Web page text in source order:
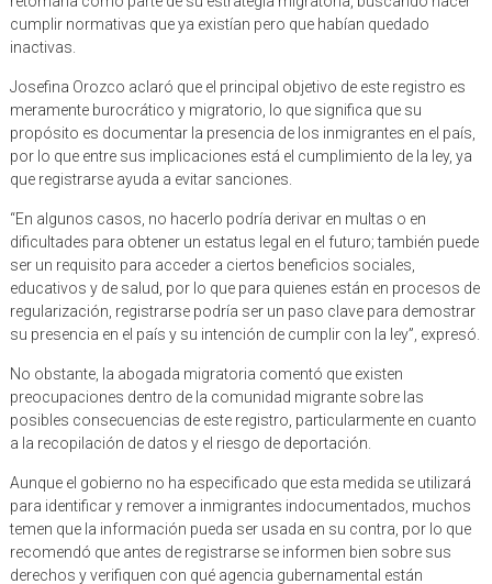
cumplir normativas que ya existían pero que habían quedado
inactivas.
Josefina Orozco aclaró que el principal objetivo de este registro es
meramente burocrático y migratorio, lo que significa que su
propósito es documentar la presencia de los inmigrantes en el país,
por lo que entre sus implicaciones está el cumplimiento de la ley, ya
que registrarse ayuda a evitar sanciones.
“En algunos casos, no hacerlo podría derivar en multas o en
dificultades para obtener un estatus legal en el futuro; también puede
ser un requisito para acceder a ciertos beneficios sociales,
educativos y de salud, por lo que para quienes están en procesos de
regularización, registrarse podría ser un paso clave para demostrar
su presencia en el país y su intención de cumplir con la ley”, expresó.
No obstante, la abogada migratoria comentó que existen
preocupaciones dentro de la comunidad migrante sobre las
posibles consecuencias de este registro, particularmente en cuanto
a la recopilación de datos y el riesgo de deportación.
Aunque el gobierno no ha especificado que esta medida se utilizará
para identificar y remover a inmigrantes indocumentados, muchos
temen que la información pueda ser usada en su contra, por lo que
recomendó que antes de registrarse se informen bien sobre sus
derechos y verifiquen con qué agencia gubernamental están